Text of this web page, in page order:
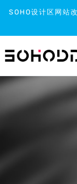
SOHO设计区网站
到
容